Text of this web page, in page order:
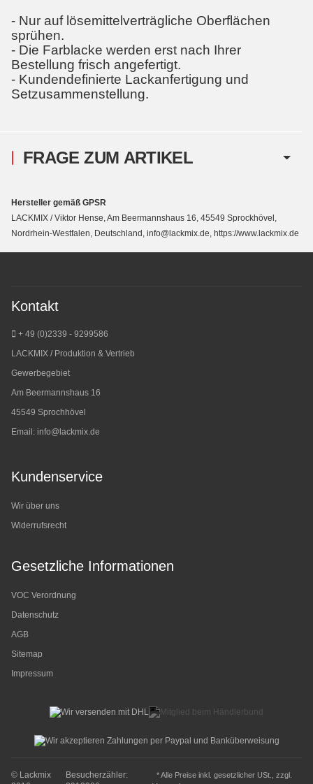
- Nur auf lösemittelverträgliche Oberflächen
sprühen.
- Die Farblacke werden erst nach Ihrer
Bestellung frisch angefertigt.
- Kundendefinierte Lackanfertigung und
Setzusammenstellung.
FRAGE ZUM ARTIKEL
Hersteller gemäß GPSR
LACKMIX / Viktor Hense, Am Beermannshaus 16, 45549 Sprockhövel,
Nordrhein-Westfalen, Deutschland, info@lackmix.de, https://www.lackmix.de
Kontakt
+ 49 (0)2339 - 9299586
LACKMIX / Produktion & Vertrieb
Gewerbegebiet
Am Beermannshaus 16
45549 Sprochhövel
Email: info@lackmix.de
Kundenservice
Wir über uns
Widerrufsrecht
Gesetzliche Informationen
VOC Verordnung
Datenschutz
AGB
Sitemap
Impressum
© Lackmix
Besucherzähler:
* Alle Preise inkl. gesetzlicher USt., zzgl.